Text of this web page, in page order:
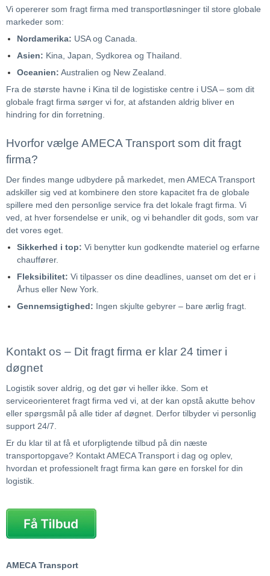
Vi opererer som fragt firma med transportløsninger til store globale
markeder som:
Nordamerika: USA og Canada.
Asien: Kina, Japan, Sydkorea og Thailand.
Oceanien: Australien og New Zealand.
Fra de største havne i Kina til de logistiske centre i USA – som dit
globale fragt firma sørger vi for, at afstanden aldrig bliver en
hindring for din forretning.
Hvorfor vælge AMECA Transport som dit fragt
firma?
Der findes mange udbydere på markedet, men AMECA Transport
adskiller sig ved at kombinere den store kapacitet fra de globale
spillere med den personlige service fra det lokale fragt firma. Vi
ved, at hver forsendelse er unik, og vi behandler dit gods, som var
det vores eget.
Sikkerhed i top: Vi benytter kun godkendte materiel og erfarne
chauffører.
Fleksibilitet: Vi tilpasser os dine deadlines, uanset om det er i
Århus eller New York.
Gennemsigtighed: Ingen skjulte gebyrer – bare ærlig fragt.
Kontakt os – Dit fragt firma er klar 24 timer i
døgnet
Logistik sover aldrig, og det gør vi heller ikke. Som et
serviceorienteret fragt firma ved vi, at der kan opstå akutte behov
eller spørgsmål på alle tider af døgnet. Derfor tilbyder vi personlig
support 24/7.
Er du klar til at få et uforpligtende tilbud på din næste
transportopgave? Kontakt AMECA Transport i dag og oplev,
hvordan et professionelt fragt firma kan gøre en forskel for din
logistik.
AMECA Transport